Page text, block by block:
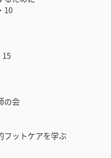
10
の会
ットケアを学ぶ